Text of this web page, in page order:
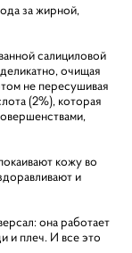
за жирной,
салициловой
очищая
не пересушивая
(2%), которая
кожу во
и
она работает
и плеч. И все это